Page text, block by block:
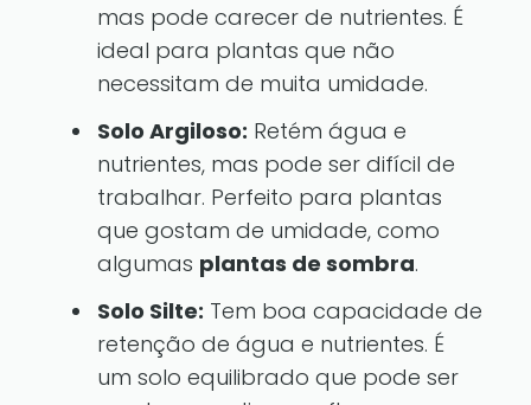
mas pode carecer de nutrientes. É
ideal para plantas que não
necessitam de muita umidade.
Solo Argiloso: Retém água e
nutrientes, mas pode ser difícil de
trabalhar. Perfeito para plantas
que gostam de umidade, como
algumas plantas de sombra.
Solo Silte: Tem boa capacidade de
retenção de água e nutrientes. É
um solo equilibrado que pode ser